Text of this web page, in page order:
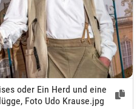
oder Ein Herd und eine
Foto Udo Krause.jpg